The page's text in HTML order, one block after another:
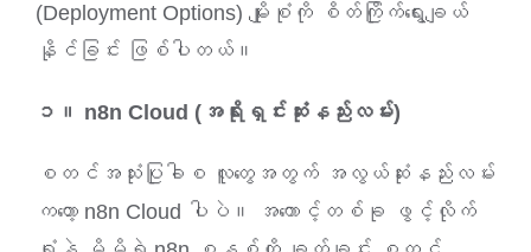
(Deployment Options) မျိုးစုံကို စိတ်ကြိုက်ရွေးချယ်
နိုင်ခြင်း ဖြစ်ပါတယ်။
၁။ n8n Cloud (အရိုးရှင်းဆုံးနည်းလမ်း)
စတင်အသုံးပြုခါစ လူတွေအတွက် အလွယ်ဆုံးနည်းလမ်း
ကတော့ n8n Cloud ပါပဲ။ အကောင့်တစ်ခု ဖွင့်လိုက်